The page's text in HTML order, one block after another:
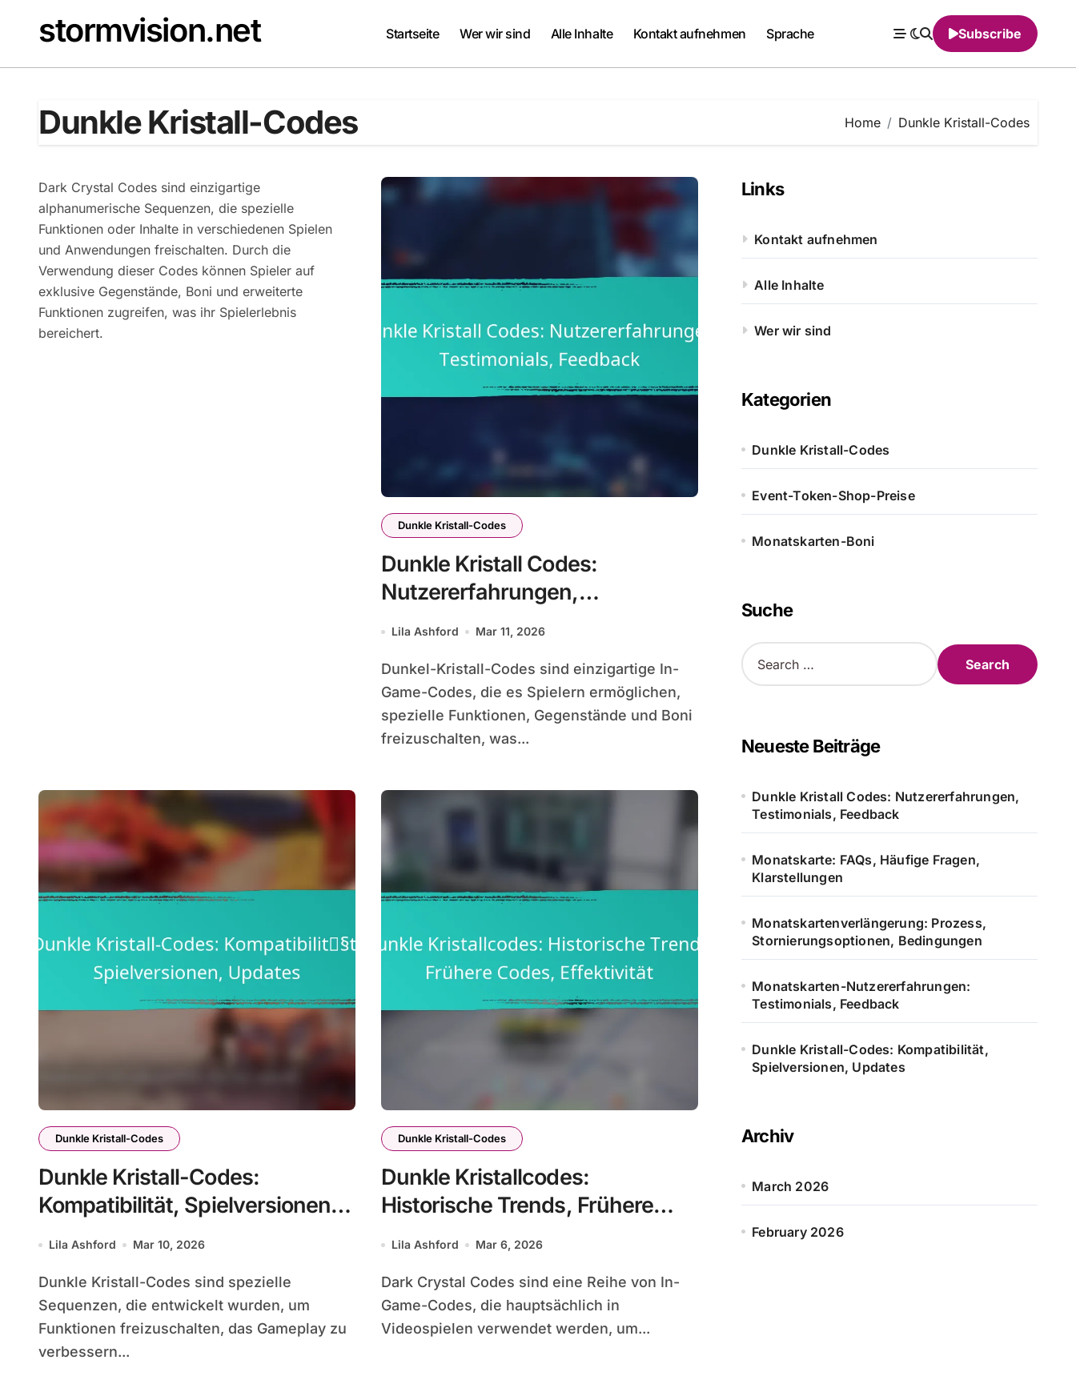
contentstormvision.net Startseite Wer wir sind Alle Inhalte Kontakt aufnehmen Sprache Subscribe
Dunkle Kristall-Codes Home Dunkle Kristall-Codes
Dark Crystal Codes sind einzigartige
alphanumerische Sequenzen, die spezielle
Funktionen oder Inhalte in verschiedenen Spielen
und Anwendungen freischalten. Durch die
Verwendung dieser Codes können Spieler auf
exklusive Gegenstände, Boni und erweiterte
Funktionen zugreifen, was ihr Spielerlebnis
bereichert.
Dunkle Kristall-Codes
Dunkle Kristall Codes:
Nutzererfahrungen,
Testimonials, Feedback
Lila Ashford Mar 11, 2026
Dunkel-Kristall-Codes sind einzigartige In-
Game-Codes, die es Spielern ermöglichen,
spezielle Funktionen, Gegenstände und Boni
freizuschalten, was...
Dunkle Kristall-Codes
Dunkle Kristall-Codes:
Kompatibilität, Spielversionen,
Updates
Lila Ashford Mar 10, 2026
Dunkle Kristall-Codes sind spezielle
Sequenzen, die entwickelt wurden, um
Funktionen freizuschalten, das Gameplay zu
verbessern...
Dunkle Kristall-Codes
Dunkle Kristallcodes:
Historische Trends, Frühere
Codes, Effektivität
Lila Ashford Mar 6, 2026
Dark Crystal Codes sind eine Reihe von In-
Game-Codes, die hauptsächlich in
Videospielen verwendet werden, um...
Links
Kontakt aufnehmen
Alle Inhalte
Wer wir sind
Kategorien
Dunkle Kristall-Codes
Event-Token-Shop-Preise
Monatskarten-Boni
Suche
S
e
h
f
r
Neueste Beiträge
Dunkle Kristall Codes: Nutzererfahrungen,
Testimonials, Feedback
Monatskarte: FAQs, Häufige Fragen,
Klarstellungen
Monatskartenverlängerung: Prozess,
Stornierungsoptionen, Bedingungen
Monatskarten-Nutzererfahrungen:
Testimonials, Feedback
Dunkle Kristall-Codes: Kompatibilität,
Spielversionen, Updates
Archiv
March 2026
February 2026